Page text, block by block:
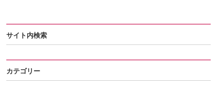
サイト内検索
カテゴリー